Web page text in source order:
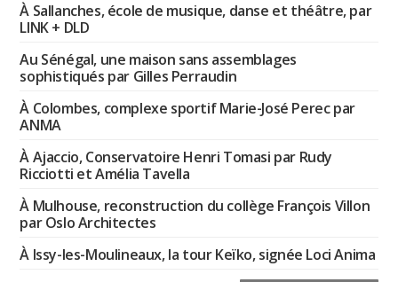
À Sallanches, école de musique, danse et théâtre, par
LINK + DLD
Au Sénégal, une maison sans assemblages
sophistiqués par Gilles Perraudin
À Colombes, complexe sportif Marie-José Perec par
ANMA
À Ajaccio, Conservatoire Henri Tomasi par Rudy
Ricciotti et Amélia Tavella
À Mulhouse, reconstruction du collège François Villon
par Oslo Architectes
À Issy-les-Moulineaux, la tour Keïko, signée Loci Anima